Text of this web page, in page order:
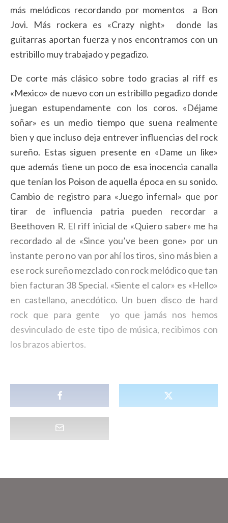
más melódicos recordando por momentos a Bon
Jovi. Más rockera es «Crazy night» donde las
guitarras aportan fuerza y nos encontramos con un
estribillo muy trabajado y pegadizo.
De corte más clásico sobre todo gracias al riff es
«Mexico» de nuevo con un estribillo pegadizo donde
juegan estupendamente con los coros. «Déjame
soñar» es un medio tiempo que suena realmente
bien y que incluso deja entrever influencias del rock
sureño. Estas siguen presente en «Dame un like»
que además tiene un poco de esa inocencia canalla
que tenían los Poison de aquella época en su sonido.
Cambio de registro para «Juego infernal» que por
tirar de influencia patria pueden recordar a
Beethoven R. El riff inicial de «Quiero saber» me ha
recordado al de «Since you’ve been gone» por un
instante pero no van por ahí los tiros, sino más bien a
ese rock sureño mezclado con rock melódico que tan
bien facturan 38 Special. «Siente el calor» es «Hello»
en castellano, anecdótico. Un buen disco de hard
rock que para gente yo que jamás nos hemos
desvinculado de este tipo de música, recibimos con
los brazos abiertos.